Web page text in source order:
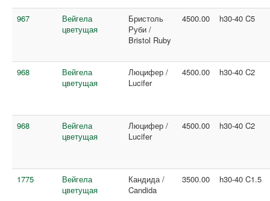
967
Вейгела
цветущая
Бристоль
Руби /
Bristol Ruby
4500.00 h30-40 C5
968
Вейгела
цветущая
Люцифер /
Lucifer
4500.00 h30-40 C2
968
Вейгела
цветущая
Люцифер /
Lucifer
4500.00 h30-40 C2
1775
Вейгела
цветущая
Кандида /
Candida
3500.00 h30-40 C1.5